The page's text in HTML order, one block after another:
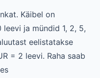
Käibel on
leevi ja mündid 1, 2, 5,
eelistatakse
= 2 leevi. Raha saab